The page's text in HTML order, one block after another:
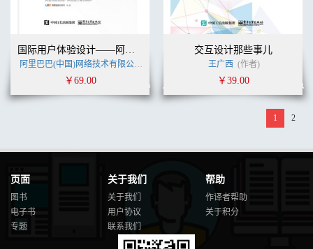
国际用户体验设计——阿里巴巴国际站UED案例精粹
阿里巴巴(中国)网络技术有限公司
￥69.00
交互设计那些事儿
王广西 (作者)
￥39.00
1 2
页面
图书
电子书
专题
关于我们
关于我们
用户协议
联系我们
帮助
作译者帮助
关于积分